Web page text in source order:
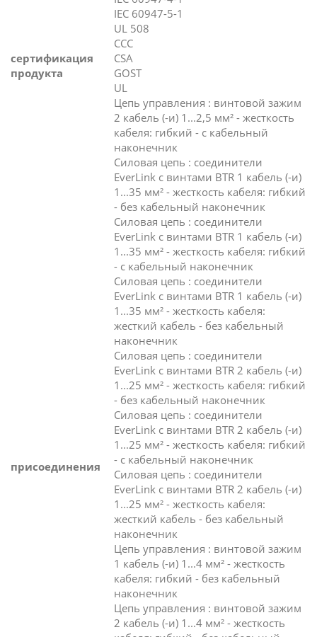
IEC 60947-5-1
UL 508
сертификация
продукта
CCC
CSA
GOST
UL
присоединения
Цепь управления : винтовой зажим
2 кабель (-и) 1...2,5 мм² - жесткость
кабеля: гибкий - с кабельный
наконечник
Силовая цепь : соединители
EverLink с винтами BTR 1 кабель (-и)
1...35 мм² - жесткость кабеля: гибкий
- без кабельный наконечник
Силовая цепь : соединители
EverLink с винтами BTR 1 кабель (-и)
1...35 мм² - жесткость кабеля: гибкий
- с кабельный наконечник
Силовая цепь : соединители
EverLink с винтами BTR 1 кабель (-и)
1...35 мм² - жесткость кабеля:
жесткий кабель - без кабельный
наконечник
Силовая цепь : соединители
EverLink с винтами BTR 2 кабель (-и)
1...25 мм² - жесткость кабеля: гибкий
- без кабельный наконечник
Силовая цепь : соединители
EverLink с винтами BTR 2 кабель (-и)
1...25 мм² - жесткость кабеля: гибкий
- с кабельный наконечник
Силовая цепь : соединители
EverLink с винтами BTR 2 кабель (-и)
1...25 мм² - жесткость кабеля:
жесткий кабель - без кабельный
наконечник
Цепь управления : винтовой зажим
1 кабель (-и) 1...4 мм² - жесткость
кабеля: гибкий - без кабельный
наконечник
Цепь управления : винтовой зажим
2 кабель (-и) 1...4 мм² - жесткость